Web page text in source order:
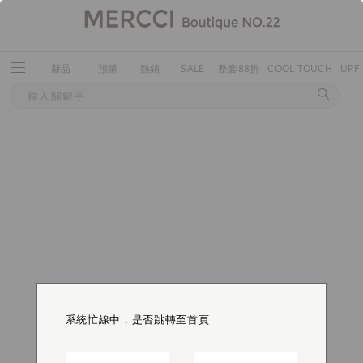
新品 預購 熱銷 SALE 整套88折 COOL TOUCH
系統忙線中，是否跳轉至首頁
系統忙線中，是否跳轉至首頁
系統忙線中，是否跳轉至首頁
系統忙線中，是否跳轉至首頁
系統忙線中，是否跳轉至首頁